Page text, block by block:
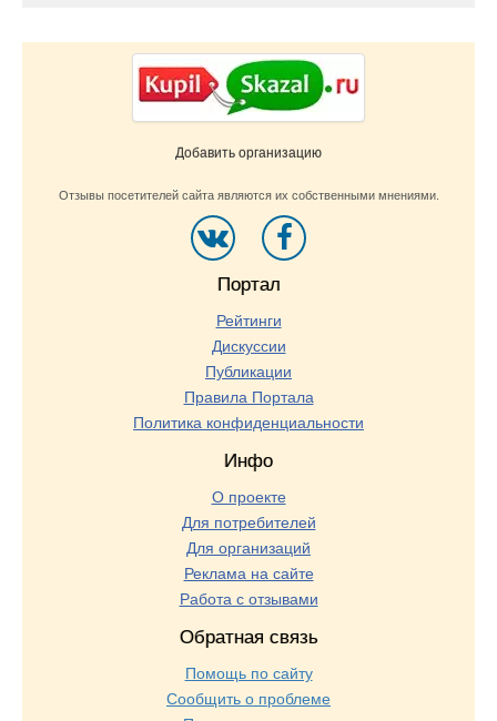
Добавить организацию
Отзывы посетителей сайта являются их собственными мнениями.
Портал
Рейтинги
Дискуссии
Публикации
Правила Портала
Политика конфиденциальности
Инфо
О проекте
Для потребителей
Для организаций
Реклама на сайте
Работа с отзывами
Обратная связь
Помощь по сайту
Сообщить о проблеме